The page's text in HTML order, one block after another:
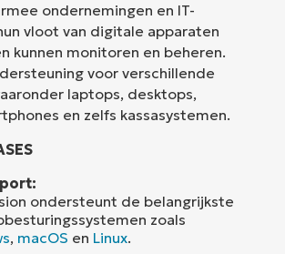
ondernemingen en IT-
vloot van digitale apparaten
kunnen monitoren en beheren.
voor verschillende
laptops, desktops,
en zelfs kassasystemen.
ondersteunt de belangrijkste
zoals
, macOS en Linux.